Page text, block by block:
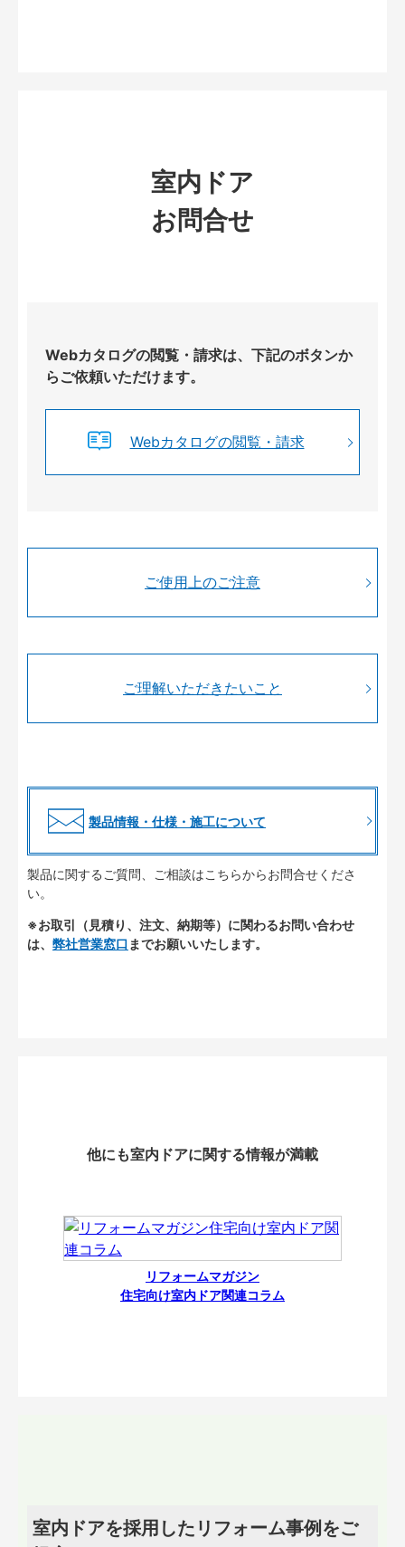
室内ドア
お問合せ
Webカタログの閲覧・請求は、下記のボタンか
らご依頼いただけます。
Webカタログの閲覧・請求
ご使用上のご注意
ご理解いただきたいこと
製品情報・仕様・施工について
製品に関するご質問、ご相談はこちらからお問合せくださ
い。
※お取引（見積り、注文、納期等）に関わるお問い合わせ
は、 弊社営業窓口 までお願いいたします。
他にも室内ドアに関する情報が満載
リフォームマガジン
住宅向け室内ドア関連コラム
室内ドアを採用したリフォーム事例をご